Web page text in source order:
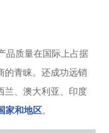
品质量在国际上占据
的青睐。还成功远销
兰、澳大利亚、印度
家和地区。